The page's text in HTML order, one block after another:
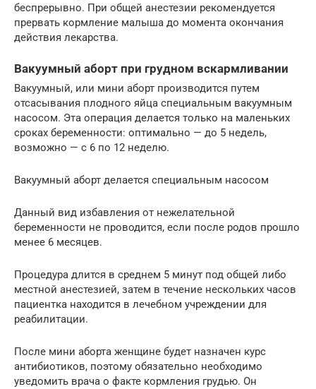
беспрерывно. При общей анестезии рекомендуется
прервать кормление малыша до момента окончания
действия лекарства.
Вакуумный аборт при грудном вскармливании
Вакуумный, или мини аборт производится путем
отсасывания плодного яйца специальным вакуумным
насосом. Эта операция делается только на маленьких
сроках беременности: оптимально — до 5 недель,
возможно — с 6 по 12 неделю.
Вакуумный аборт делается специальным насосом
Данный вид избавления от нежелательной
беременности не проводится, если после родов прошло
менее 6 месяцев.
Процедура длится в среднем 5 минут под общей либо
местной анестезией, затем в течение нескольких часов
пациентка находится в лечебном учреждении для
реабилитации.
После мини аборта женщине будет назначен курс
антибиотиков, поэтому обязательно необходимо
уведомить врача о факте кормления грудью. Он